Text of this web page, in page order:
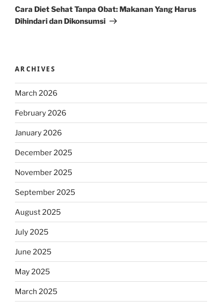
Post
Cara Diet Sehat Tanpa Obat: Makanan Yang Harus
Dihindari dan Dikonsumsi
ARCHIVES
March 2026
February 2026
January 2026
December 2025
November 2025
September 2025
August 2025
July 2025
June 2025
May 2025
March 2025